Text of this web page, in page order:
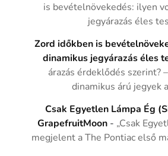
is bevételnövekedés: ilyen
jegyárazás éles
Zord időkben is
dinamikus jegyárazás éles
árazás érdeklődés szerint?
dinamikus árú jegyek
Csak Egyetlen Lámpa Ég
GrapefruitMoon - „Csak
megjelent a The Pontiac első